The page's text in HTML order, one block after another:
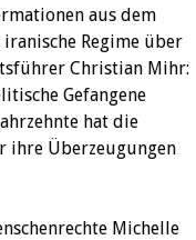
aus dem
Regime über
Christian Mihr:
Gefangene
hat die
ihre Überzeugungen
Michelle